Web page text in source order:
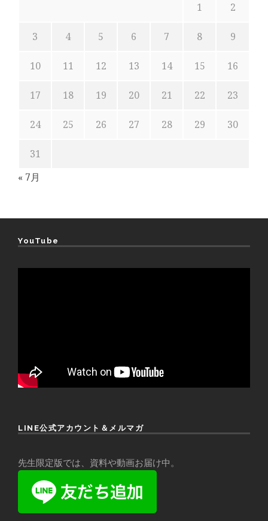
1 2
3 4 5 6 7 8 9
10 11 12 13 14 15 16
17 18 19 20 21 22 23
24 25 26 27 28 29 30
31
« 7月
YouTube
LINE公式アカウント＆メルマガ
先生限定版では、資料や動画お届け中。